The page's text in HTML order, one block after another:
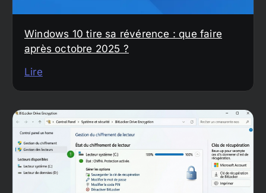
Windows 10 tire sa révérence : que faire
après octobre 2025 ?
Lire